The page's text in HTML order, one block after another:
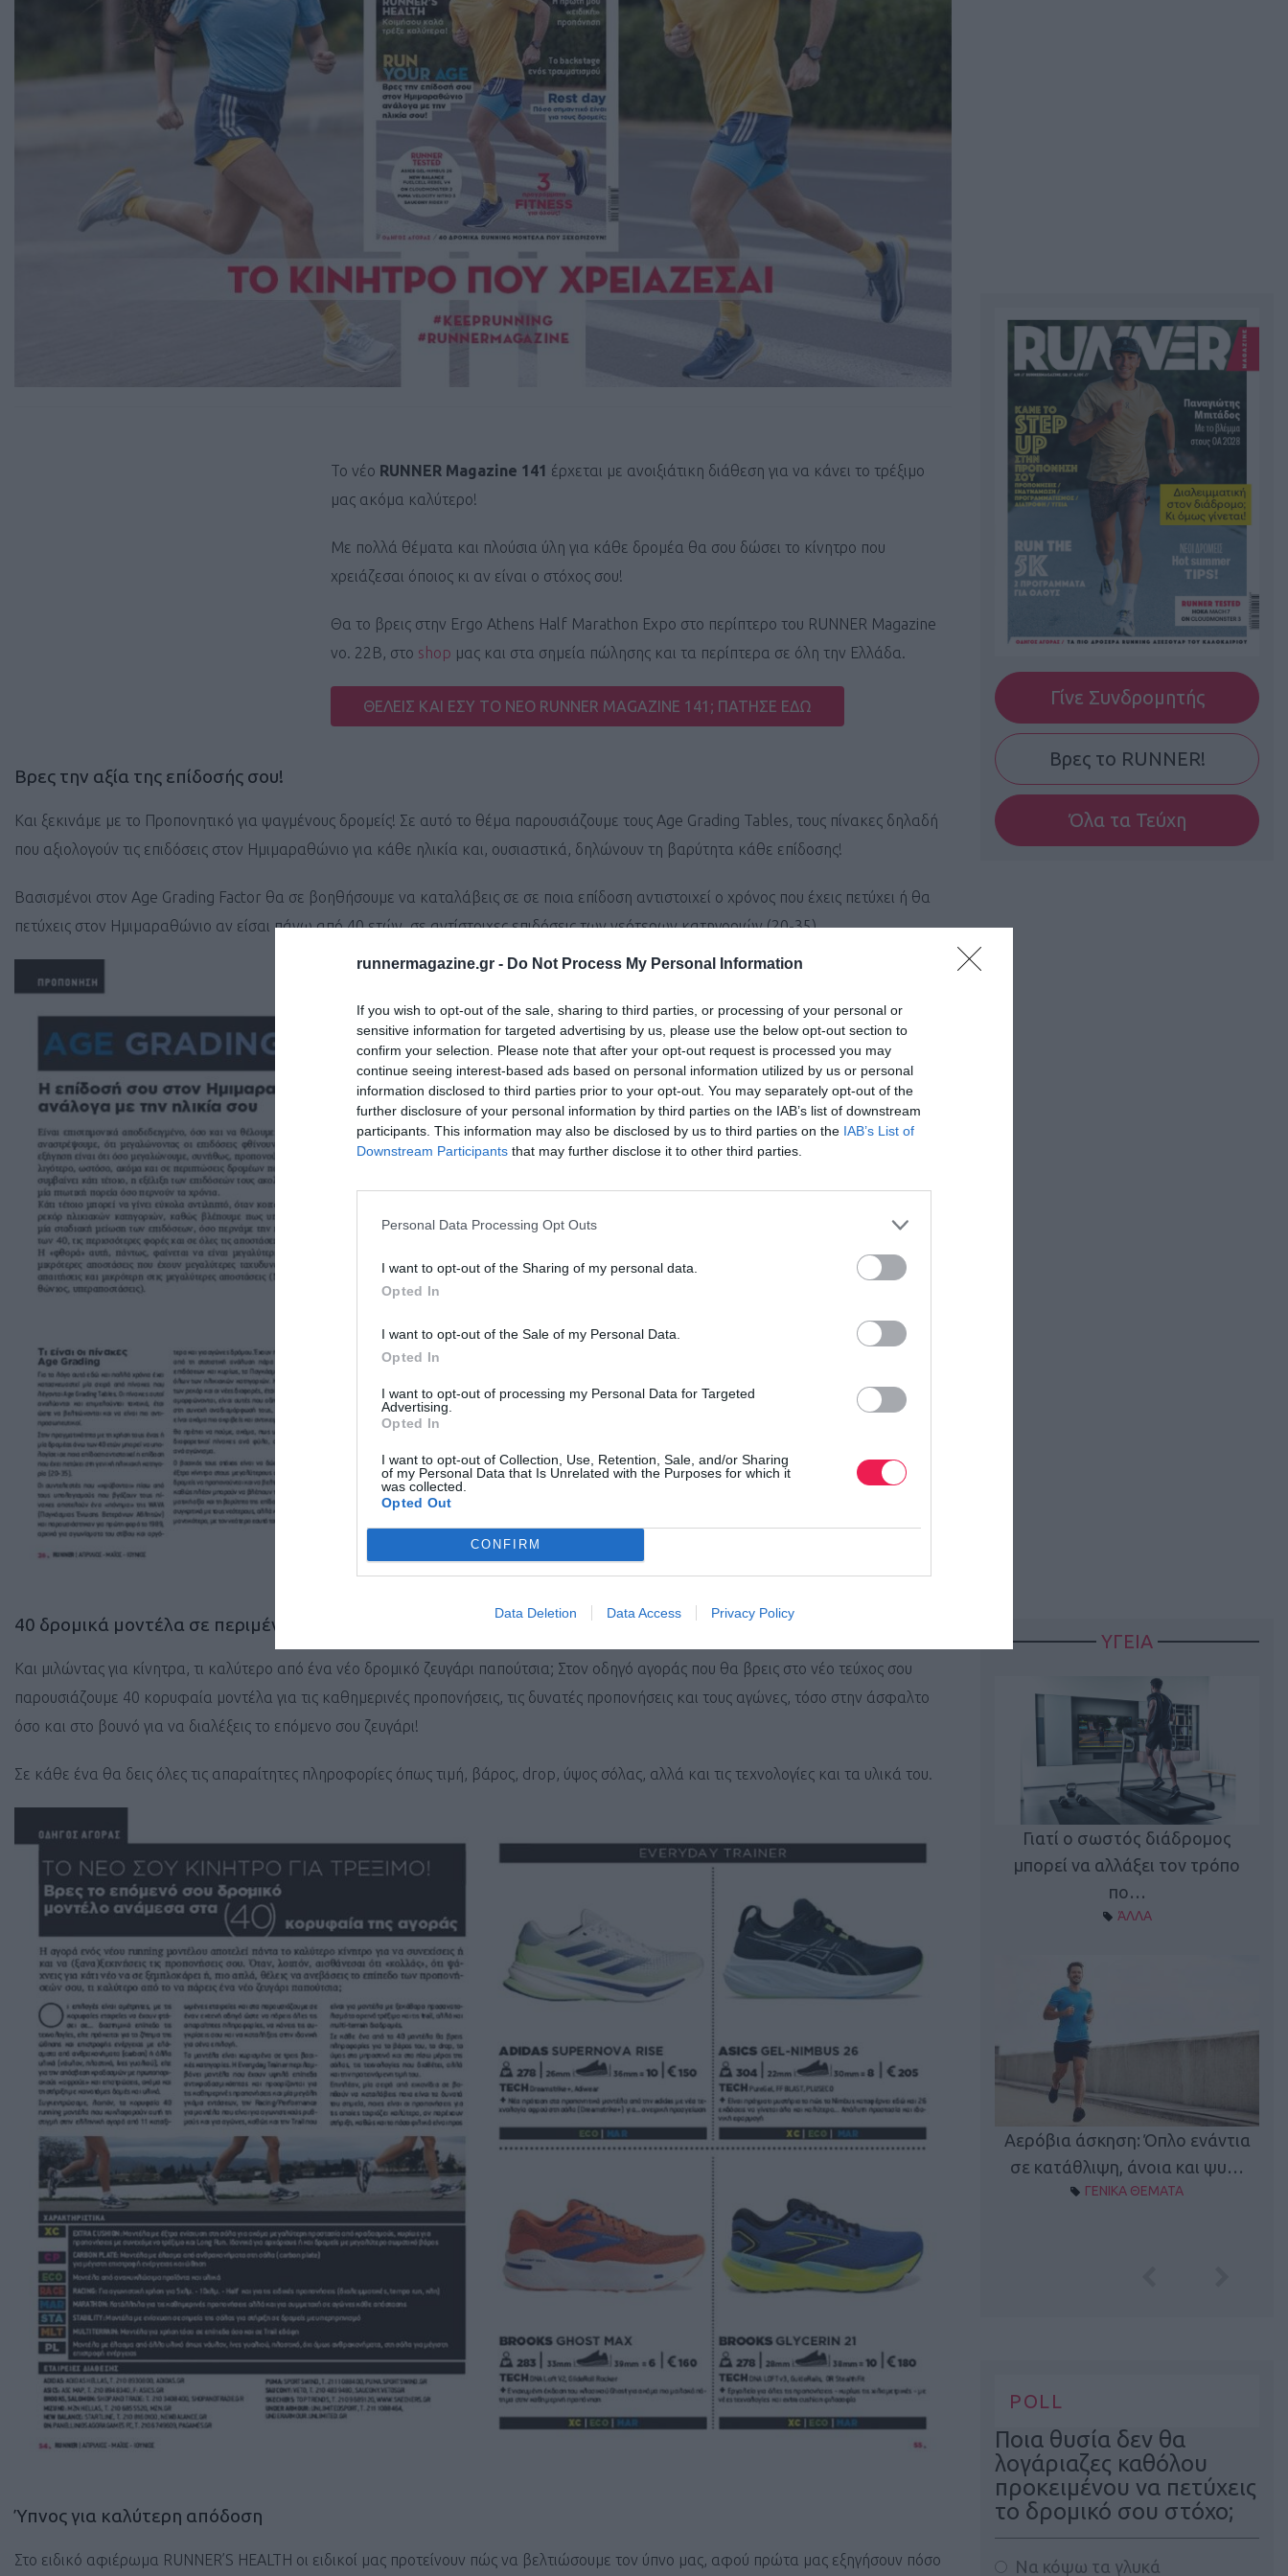
runnermagazine.gr - Do Not Process My Personal Information
If you wish to opt-out of the sale, sharing to third parties, or processing of your personal or
sensitive information for targeted advertising by us, please use the below opt-out section to
confirm your selection. Please note that after your opt-out request is processed you may
continue seeing interest-based ads based on personal information utilized by us or personal
information disclosed to third parties prior to your opt-out. You may separately opt-out of the
further disclosure of your personal information by third parties on the IAB’s list of downstream
participants. This information may also be disclosed by us to third parties on the IAB’s List of
Downstream Participants that may further disclose it to other third parties.
Personal Data Processing Opt Outs
I want to opt-out of the Sharing of my personal data.
Opted In
I want to opt-out of the Sale of my Personal Data.
Opted In
I want to opt-out of processing my Personal Data for Targeted
Advertising.
Opted In
I want to opt-out of Collection, Use, Retention, Sale, and/or Sharing
of my Personal Data that Is Unrelated with the Purposes for which it
was collected.
Opted Out
CONFIRM
Data Deletion Data Access Privacy Policy
Το νέο RUNNER Magazine 141 έρχεται με ανοιξιάτικη διάθεση για να κάνει το τρέξιμο
μας ακόμα καλύτερο!
Με πολλά θέματα και πλούσια ύλη για κάθε δρομέα θα σου δώσει το κίνητρο που
χρειάζεσαι όποιος κι αν είναι ο στόχος σου!
Θα το βρεις στην Ergo Athens Half Marathon Expo στο περίπτερο του RUNNER Magazine
νο. 22Β, στο shop μας και στα σημεία πώλησης και τα περίπτερα σε όλη την Ελλάδα.
ΘΕΛΕΙΣ ΚΑΙ ΕΣΥ ΤΟ ΝΕΟ RUNNER MAGAZINE 141; ΠΑΤΗΣΕ ΕΔΩ
Βρες την αξία της επίδοσής σου!
Και ξεκινάμε με το Προπονητικό για ψαγμένους δρομείς! Σε αυτό το θέμα παρουσιάζουμε τους Age Grading Tables, τους πίνακες δηλαδή
που αξιολογούν τις επιδόσεις στον Ημιμαραθώνιο για κάθε ηλικία και, ουσιαστικά, δηλώνουν τη βαρύτητα κάθε επίδοσης!
Βασισμένοι στον Age Grading Factor θα σε βοηθήσουμε να καταλάβεις σε σε ποια επίδοση αντιστοιχεί ο χρόνος που έχεις πετύχει ή θα
πετύχεις στον Ημιμαραθώνιο αν είσαι πάνω από 40 ετών, σε αντίστοιχες επιδόσεις των νεότερων κατηγοριών (20-35).
40 δρομικά μοντέλα σε περιμένουν
Και μιλώντας για κίνητρα, τι καλύτερο από ένα νέο δρομικό ζευγάρι παπούτσια; Στον οδηγό αγοράς που θα βρεις στο νέο τεύχος σου
παρουσιάζουμε 40 κορυφαία μοντέλα για τις καθημερινές προπονήσεις, τις δυνατές προπονήσεις και τους αγώνες, τόσο στην άσφαλτο
όσο και στο βουνό για να διαλέξεις το επόμενο σου ζευγάρι!
Σε κάθε ένα θα δεις όλες τις απαραίτητες πληροφορίες όπως τιμή, βάρος, drop, ύψος σόλας, αλλά και τις τεχνολογίες και τα υλικά του.
Ύπνος για καλύτερη απόδοση
Στο ειδικό αφιέρωμα RUNNER’S HEALTH οι ειδικοί μας προτείνουν πώς να βελτιώσουμε τον ύπνο μας, αφού πρώτα μας εξηγήσουν πόσο
Γίνε Συνδρομητής
Βρες το RUNNER!
Όλα τα Τεύχη
ΥΓΕΙΑ
Καφές και καφεΐνη
New Year Resolutions: Η άσκηση
στην κορυφή για το 2026!
Γιατί ο σωστός διάδρομος
μπορεί να αλλάξει τον τρόπο
πο…
ΆΛΛΑ
Αερόβια άσκηση: Όπλο ενάντια
σε κατάθλιψη, άνοια και ψυ…
ΓΕΝΙΚΑ ΘΕΜΑΤΑ
POLL
Ποια θυσία δεν θα
λογάριαζες καθόλου
προκειμένου να πετύχεις
το δρομικό σου στόχο;
Να κόψω τα γλυκά